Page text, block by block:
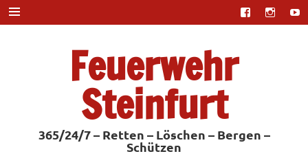
Zum
Inhalt
springen
Feuerwehr
Steinfurt
365/24/7 – Retten – Löschen – Bergen –
Schützen